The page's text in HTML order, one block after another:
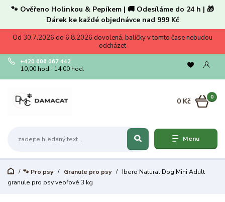
🐾 Ověřeno Holinkou & Pepíkem | 🚚 Odesíláme do 24 h | 🎁
Dárek ke každé objednávce nad 999 Kč
Od 30.7.2026 do 6.8.2026 dovolená, balíčky v tomto čase nebudou
odcházet
Menu
+420 606 067 442
10,00 hod.- 14,00 hod.
0
0 Kč
🐾 Pro psy Granule pro psy
Ibero Natural Dog Mini Adult
granule pro psy vepřové 3 kg